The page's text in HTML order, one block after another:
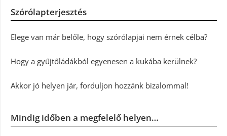
Szórólapterjesztés
Elege van már belőle, hogy szórólapjai nem érnek célba?
Hogy a gyűjtőládákból egyenesen a kukába kerülnek?
Akkor jó helyen jár, forduljon hozzánk bizalommal!
Mindig időben a megfelelő helyen…